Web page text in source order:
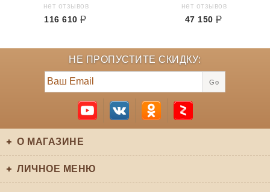
нет отзывов
116 610
нет отзывов
47 150
НЕ ПРОПУСТИТЕ СКИДКУ:
Go
О МАГАЗИНЕ
ЛИЧНОЕ МЕНЮ